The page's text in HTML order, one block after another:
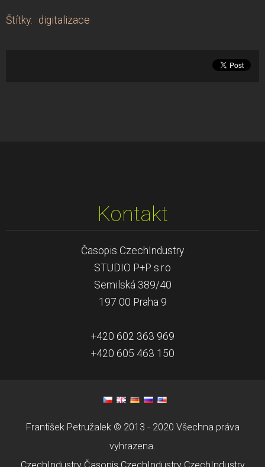
Štítky: digitalizace
Kontakt
Časopis CzechIndustry
STUDIO P+P s.r.o
Semilská 389/40
197 00 Praha 9
+420 602 363 969
+420 605 463 150
František Petružalek © 2013 - 2020 Všechna práva
vyhrazena.